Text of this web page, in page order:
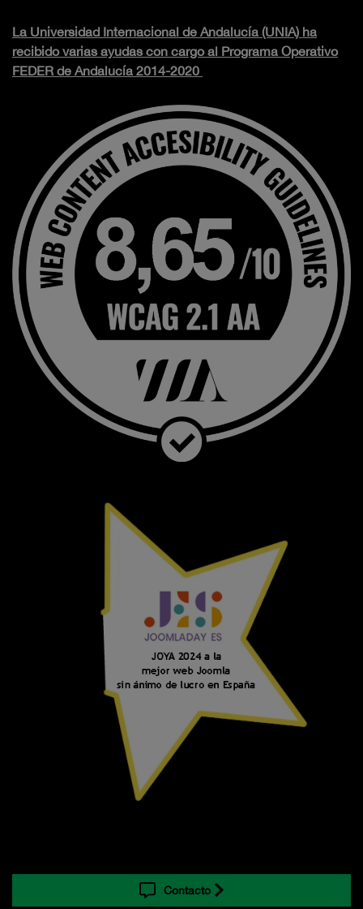
La Universidad Internacional de Andalucía (UNIA) ha
recibido varias ayudas con cargo al Programa Operativo
FEDER de Andalucía 2014-2020
Contacto